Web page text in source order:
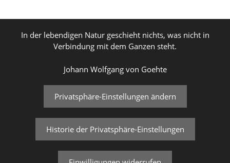
In der lebendigen Natur geschieht nichts, was nicht in
Verbindung mit dem Ganzen steht.
Johann Wolfgang von Goehte
Privatsphäre-Einstellungen ändern
Historie der Privatsphäre-Einstellungen